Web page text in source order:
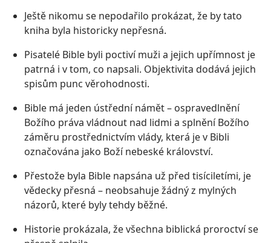
Ještě nikomu se nepodařilo prokázat, že by tato
kniha byla historicky nepřesná.
Pisatelé Bible byli poctiví muži a jejich upřímnost je
patrná i v tom, co napsali. Objektivita dodává jejich
spisům punc věrohodnosti.
Bible má jeden ústřední námět – ospravedlnění
Božího práva vládnout nad lidmi a splnění Božího
záměru prostřednictvím vlády, která je v Bibli
označována jako Boží nebeské království.
Přestože byla Bible napsána už před tisíciletími, je
vědecky přesná – neobsahuje žádný z mylných
názorů, které byly tehdy běžné.
Historie prokázala, že všechna biblická proroctví se